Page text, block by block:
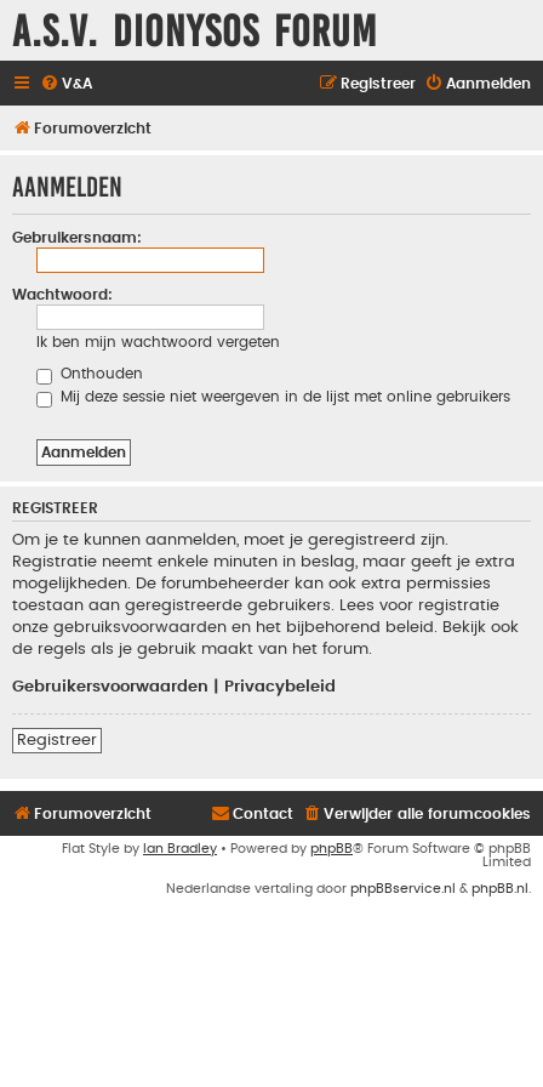
A.S.V. Dionysos Forum
V&A Aanmelden
Registreer
Forumoverzicht
Aanmelden
Gebruikersnaam:
Wachtwoord:
Ik ben mijn wachtwoord vergeten
Onthouden
Mij deze sessie niet weergeven in de lijst met online gebruikers
REGISTREER
Om je te kunnen aanmelden, moet je geregistreerd zijn.
Registratie neemt enkele minuten in beslag, maar geeft je extra
mogelijkheden. De forumbeheerder kan ook extra permissies
toestaan aan geregistreerde gebruikers. Lees voor registratie
onze gebruiksvoorwaarden en het bijbehorend beleid. Bekijk ook
de regels als je gebruik maakt van het forum.
Gebruikersvoorwaarden Privacybeleid
Registreer
Forumoverzicht Verwijder alle forumcookies
Contact
Flat Style by Ian Bradley • Powered by phpBB® Forum Software © phpBB
Limited
Nederlandse vertaling door phpBBservice.nl & phpBB.nl .